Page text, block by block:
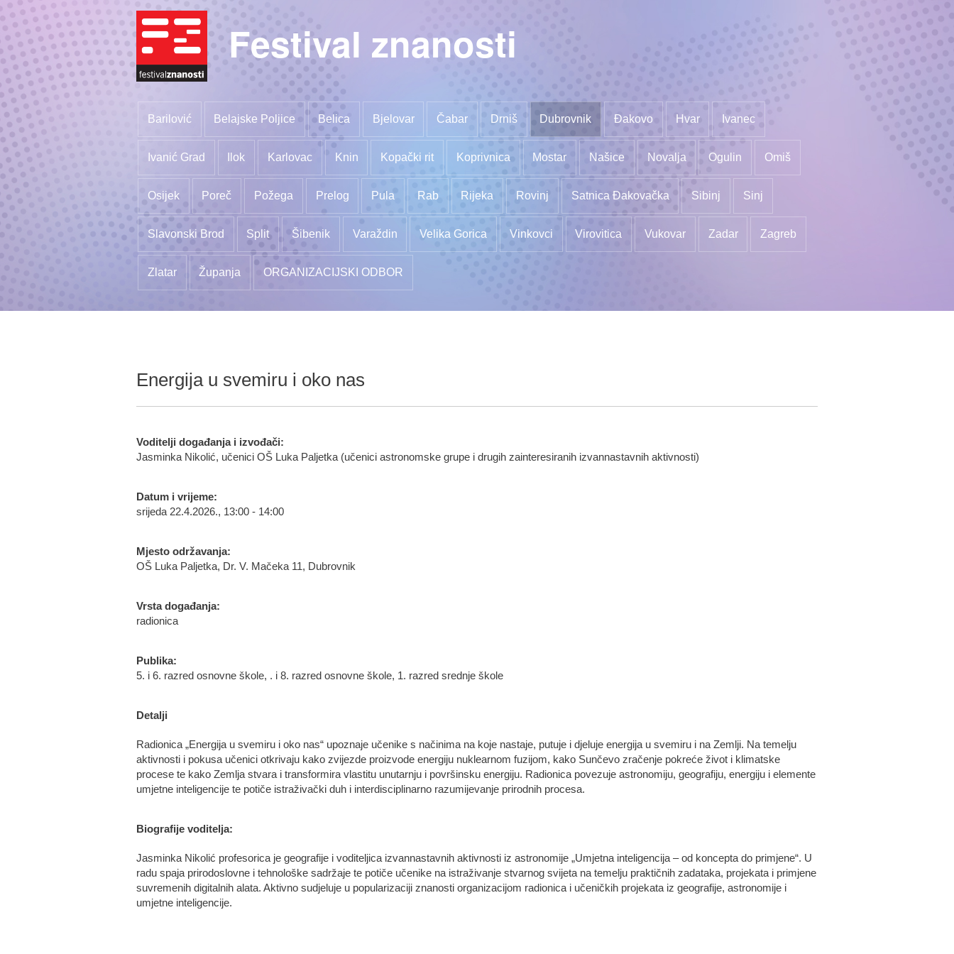
Festival znanosti
Barilović Belajske Poljice Belica Bjelovar Čabar Drniš Dubrovnik Đakovo Hvar Ivanec
Ivanić Grad Ilok Karlovac Knin Kopački rit Koprivnica Mostar Našice Novalja Ogulin Omiš
Osijek Poreč Požega Prelog Pula Rab Rijeka Rovinj Satnica Đakovačka Sibinj Sinj
Slavonski Brod Split Šibenik Varaždin Velika Gorica Vinkovci Virovitica Vukovar Zadar Zagreb
Zlatar Županja ORGANIZACIJSKI ODBOR
Energija u svemiru i oko nas
Voditelji događanja i izvođači:
Jasminka Nikolić, učenici OŠ Luka Paljetka (učenici astronomske grupe i drugih zainteresiranih izvannastavnih aktivnosti)
Datum i vrijeme:
srijeda 22.4.2026., 13:00 - 14:00
Mjesto održavanja:
OŠ Luka Paljetka, Dr. V. Mačeka 11, Dubrovnik
Vrsta događanja:
radionica
Publika:
5. i 6. razred osnovne škole, . i 8. razred osnovne škole, 1. razred srednje škole
Detalji
Radionica „Energija u svemiru i oko nas“ upoznaje učenike s načinima na koje nastaje, putuje i djeluje energija u svemiru i na Zemlji. Na temelju
aktivnosti i pokusa učenici otkrivaju kako zvijezde proizvode energiju nuklearnom fuzijom, kako Sunčevo zračenje pokreće život i klimatske
procese te kako Zemlja stvara i transformira vlastitu unutarnju i površinsku energiju. Radionica povezuje astronomiju, geografiju, energiju i elemente
umjetne inteligencije te potiče istraživački duh i interdisciplinarno razumijevanje prirodnih procesa.
Biografije voditelja:
Jasminka Nikolić profesorica je geografije i voditeljica izvannastavnih aktivnosti iz astronomije „Umjetna inteligencija – od koncepta do primjene“. U
radu spaja prirodoslovne i tehnološke sadržaje te potiče učenike na istraživanje stvarnog svijeta na temelju praktičnih zadataka, projekata i primjene
suvremenih digitalnih alata. Aktivno sudjeluje u popularizaciji znanosti organizacijom radionica i učeničkih projekata iz geografije, astronomije i
umjetne inteligencije.